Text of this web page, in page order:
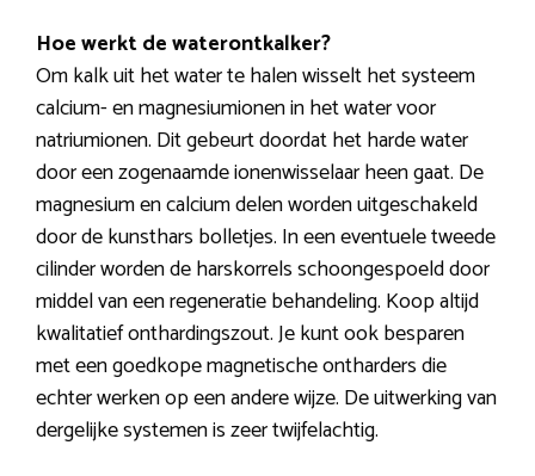
Hoe werkt de waterontkalker?
Om kalk uit het water te halen wisselt het systeem
calcium- en magnesiumionen in het water voor
natriumionen. Dit gebeurt doordat het harde water
door een zogenaamde ionenwisselaar heen gaat. De
magnesium en calcium delen worden uitgeschakeld
door de kunsthars bolletjes. In een eventuele tweede
cilinder worden de harskorrels schoongespoeld door
middel van een regeneratie behandeling. Koop altijd
kwalitatief onthardingszout. Je kunt ook besparen
met een goedkope magnetische ontharders die
echter werken op een andere wijze. De uitwerking van
dergelijke systemen is zeer twijfelachtig.